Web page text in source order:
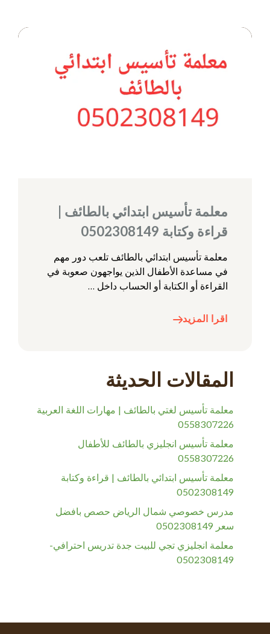
معلمة تأسيس ابتدائي بالطائف |
قراءة وكتابة 0502308149
معلمة تأسيس ابتدائي بالطائف تلعب دور مهم
في مساعدة الأطفال الذين يواجهون صعوبة في
القراءة أو الكتابة أو الحساب داخل …
اقرا المزيد
المقالات الحديثة
معلمة تأسيس لغتي بالطائف | مهارات اللغة العربية
0558307226
معلمة تأسيس انجليزي بالطائف للأطفال
0558307226
معلمة تأسيس ابتدائي بالطائف | قراءة وكتابة
0502308149
مدرس خصوصي شمال الرياض حصص بافضل
سعر 0502308149
معلمة انجليزي تجي للبيت جدة تدريس احترافي-
0502308149